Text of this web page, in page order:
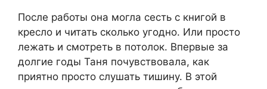
После работы она могла сесть с книгой в
кресло и читать сколько угодно. Или просто
лежать и смотреть в потолок. Впервые за
долгие годы Таня почувствовала, как
приятно просто слушать тишину. В этой